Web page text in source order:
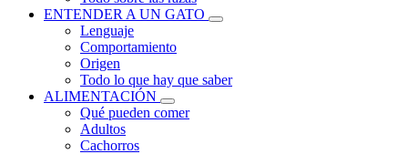
ENTENDER A UN GATO
Lenguaje
Comportamiento
Origen
Todo lo que hay que saber
ALIMENTACIÓN
Qué pueden comer
Adultos
Cachorros